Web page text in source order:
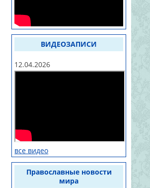
ВИДЕОЗАПИСИ
12.04.2026
все видео
Православные новости
мира